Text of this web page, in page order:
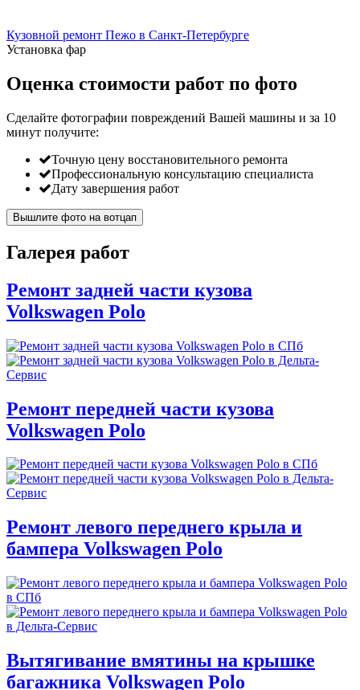
Кузовной ремонт Пежо в Санкт-Петербурге
Установка фар
Оценка стоимости работ по фото
Сделайте фотографии повреждений Вашей машины и за 10
минут получите:
Точную цену восстановительного ремонта
Профессиональную консультацию специалиста
Дату завершения работ
Вышлите фото на вотцап
Галерея работ
Ремонт задней части кузова
Volkswagen Polo
Ремонт передней части кузова
Volkswagen Polo
Ремонт левого переднего крыла и
бампера Volkswagen Polo
Вытягивание вмятины на крышке
багажника Volkswagen Polo